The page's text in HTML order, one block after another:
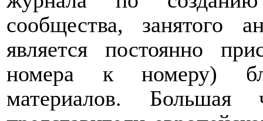
сообщества, занятого
является постоянно
номера к номеру)
материалов.